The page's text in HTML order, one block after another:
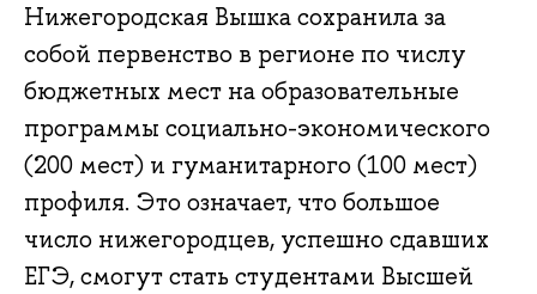
Нижегородская Вышка сохранила за
собой первенство в регионе по числу
бюджетных мест на образовательные
программы социально-экономического
(200 мест) и гуманитарного (100 мест)
профиля. Это означает, что большое
число нижегородцев, успешно сдавших
ЕГЭ, смогут стать студентами Высшей